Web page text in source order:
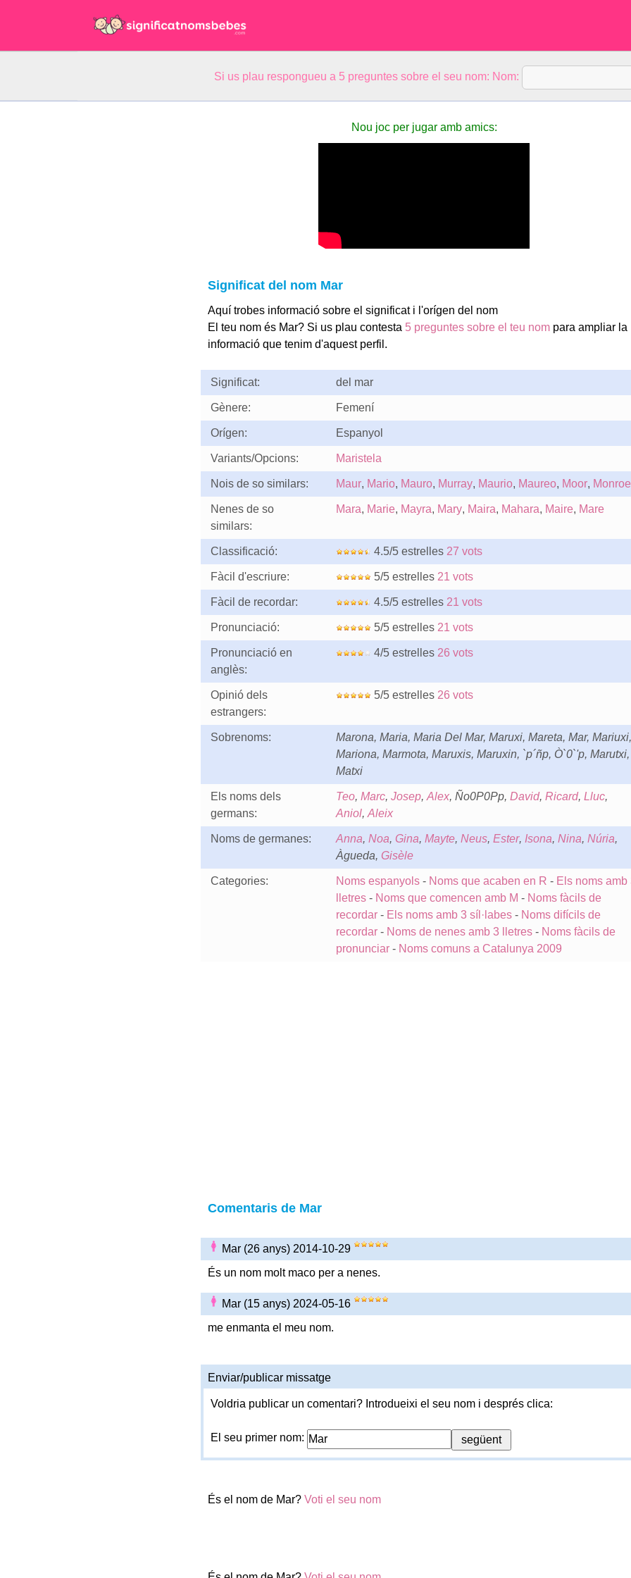
Si us plau respongueu a 5 preguntes sobre el seu nom: Nom:
Nou joc per jugar amb amics:
Significat del nom Mar
Aquí trobes informació sobre el significat i l'orígen del nom
El teu nom és Mar? Si us plau contesta 5 preguntes sobre el teu nompara ampliar la
informació que tenim d'aquest perfil.
Significat: del mar
Gènere: Femení
Orígen: Espanyol
Variants/Opcions: Maristela
Nois de so similars: Maur, Mario, Mauro, Murray, Maurio, Maureo, Moor, Monroe
Nenes de so
similars:
Mara, Marie, Mayra, Mary, Maira, Mahara, Maire, Mare
Classificació: 4.5/5 estrelles 27 vots
Fàcil d'escriure: 5/5 estrelles 21 vots
Fàcil de recordar: 4.5/5 estrelles 21 vots
Pronunciació: 5/5 estrelles 21 vots
Pronunciació en
anglès:
4/5 estrelles 26 vots
Opinió dels
estrangers:
5/5 estrelles 26 vots
Sobrenoms:
Marona, Maria, Maria Del Mar, Maruxi, Mareta, Mar, Mariuxi,
Mariona, Marmota, Maruxis, Maruxin, `p´ñp, Ò`0`'p, Marutxi,
Matxi
Els noms dels
germans:
Teo, Marc, Josep, Alex, Ño0P0Pp, David, Ricard, Lluc,
Aniol, Aleix
Noms de germanes: Anna, Noa, Gina, Mayte, Neus, Ester, Isona, Nina, Núria,
Àgueda, Gisèle
Categories: Noms espanyols- Noms que acaben en R - Els noms amb
lletres- Noms que comencen amb M - Noms fàcils de
recordar - Els noms amb 3 síl·labes- Noms difícils de
recordar- Noms de nenes amb 3 lletres- Noms fàcils de
pronunciar - Noms comuns a Catalunya 2009
Comentaris de Mar
Mar (26 anys) 2014-10-29
És un nom molt maco per a nenes.
Mar (15 anys) 2024-05-16
me enmanta el meu nom.
Enviar/publicar missatge
Voldria publicar un comentari? Introdueixi el seu nom i després clica:
El seu primer nom:
És el nom de Mar? Voti el seu nom